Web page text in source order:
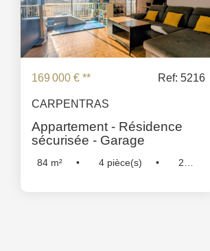
169 000 € ** Ref: 5216
CARPENTRAS
Appartement - Résidence
sécurisée - Garage
84 m² 4 pièce(s)
2